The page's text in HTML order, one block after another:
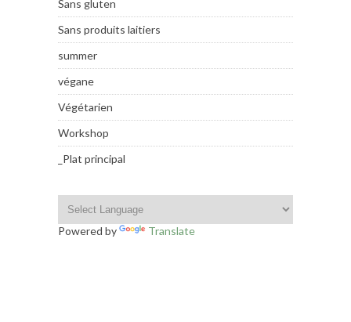
Sans gluten
Sans produits laitiers
summer
végane
Végétarien
Workshop
_Plat principal
Powered by Translate